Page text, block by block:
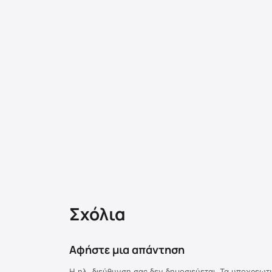
Σχόλια
Αφήστε μια απάντηση